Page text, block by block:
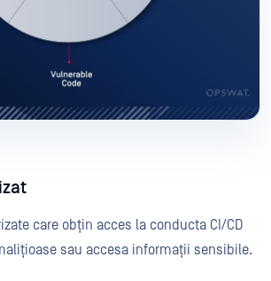
care obțin acces la conducta CI/CD
sau accesa informații sensibile.